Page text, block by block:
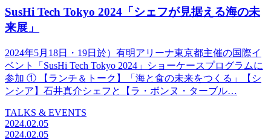
SusHi Tech Tokyo 2024「シェフが見据える海の未
来展」
2024年5月18日・19日於）有明アリーナ東京都主催の国際イ
ベント「SusHi Tech Tokyo 2024」ショーケースプログラムに
参加 ① 【ランチ＆トーク】「海と食の未来をつくる」【シ
ンシア】石井真介シェフと【ラ・ボンヌ・ターブル…
TALKS & EVENTS
2024.02.05
2024.02.05